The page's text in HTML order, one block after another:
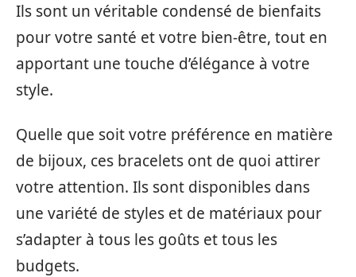
Ils sont un véritable condensé de bienfaits
pour votre santé et votre bien-être, tout en
apportant une touche d’élégance à votre
style.
Quelle que soit votre préférence en matière
de bijoux, ces bracelets ont de quoi attirer
votre attention. Ils sont disponibles dans
une variété de styles et de matériaux pour
s’adapter à tous les goûts et tous les
budgets.